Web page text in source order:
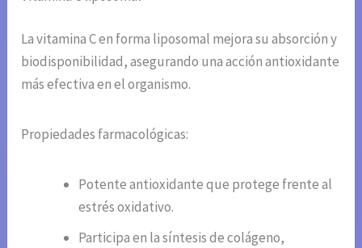
La vitamina C en forma liposomal mejora su absorción y
biodisponibilidad, asegurando una acción antioxidante
más efectiva en el organismo.
Propiedades farmacológicas:
Potente antioxidante que protege frente al
estrés oxidativo.
Participa en la síntesis de colágeno,